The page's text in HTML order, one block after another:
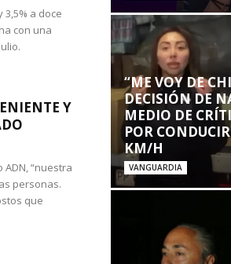
3,5% a doce
con una
Y
“nuestra
personas.
que
“ME VOY DE
DECISIÓN DE
MEDIO DE
POR
KM/H
VANGUARDIA